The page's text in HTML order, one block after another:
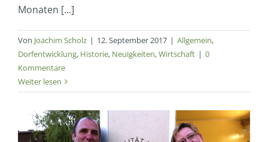
Monaten [...]
Von Joachim Scholz | 12. September 2017 | Allgemein,
Dorfentwicklung, Historie, Neuigkeiten,Wirtschaft | 0
Kommentare
Weiter lesen